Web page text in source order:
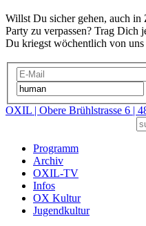
Willst Du sicher gehen, auch
Party zu verpassen? Trag
Du kriegst wöchentlich von uns
OXIL | Obere Brühlstrasse 6 |
Programm
Archiv
OXIL-TV
Infos
OX Kultur
Jugendkultur